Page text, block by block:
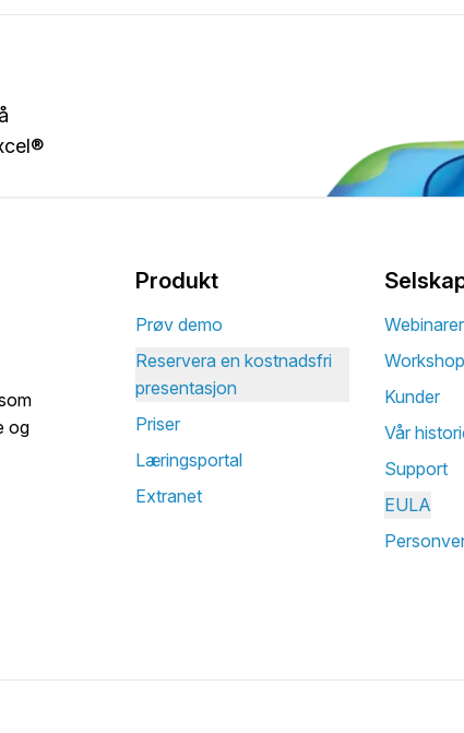
og
Produkt
Prøv demo
Reservera en kostnadsfri
presentasjon
Priser
Læringsportal
Extranet
Webinarer
Kunder
Vår
Support
EULA